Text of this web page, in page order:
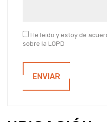
He leido y estoy de
sobre la LOPD
ENVIAR